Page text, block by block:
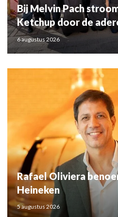
Bij Melvin Pach
Ketchup door de
6 augustus 2026
Rafael Oliviera
Heineken
5 augustus 2026